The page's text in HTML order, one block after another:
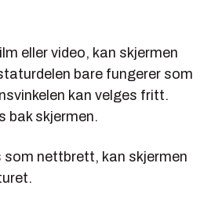
eller video, kan skjermen
bare fungerer som
kan velges fritt.
bak skjermen.
som nettbrett, kan skjermen